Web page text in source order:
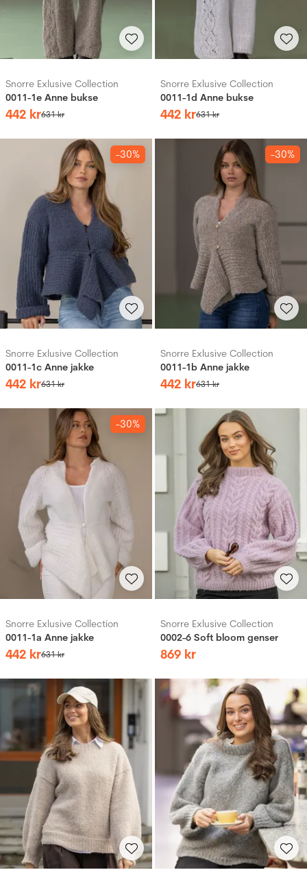
Snorre Exlusive Collection
0011-1e Anne bukse
442 kr631kr
Snorre Exlusive Collection
0011-1d Anne bukse
442 kr631kr
-30%
Snorre Exlusive Collection
0011-1c Anne jakke
442 kr631kr
-30%
Snorre Exlusive Collection
0011-1b Anne jakke
442 kr631kr
-30%
Snorre Exlusive Collection
0011-1a Anne jakke
442 kr631kr
Snorre Exlusive Collection
0002-6 Soft bloom genser
869 kr